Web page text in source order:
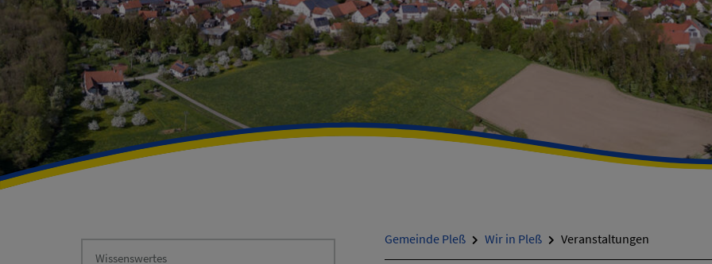
Wissenswertes
Gemeinde Pleß Wir in Pleß Veranstaltungen